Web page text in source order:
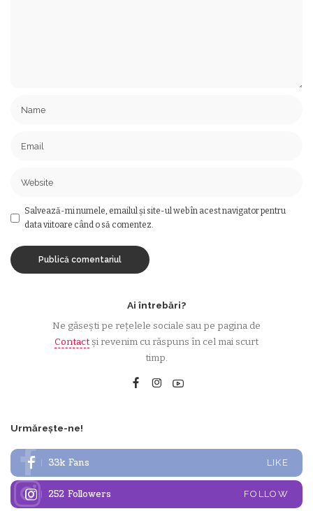
Salvează-mi numele, emailul și site-ul web în acest navigator pentru
data viitoare când o să comentez.
Ai întrebări?
Ne găsești pe rețelele sociale sau pe pagina de
Contactși revenim cu răspuns în cel mai scurt
timp.
Urmărește-ne!
33k Fans LIKE
252 Followers FOLLOW